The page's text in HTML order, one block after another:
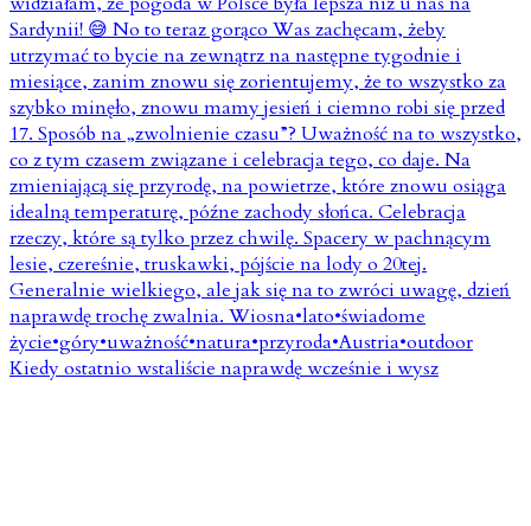
Kiedy ostatnio wstaliście naprawdę wcześnie i wysz